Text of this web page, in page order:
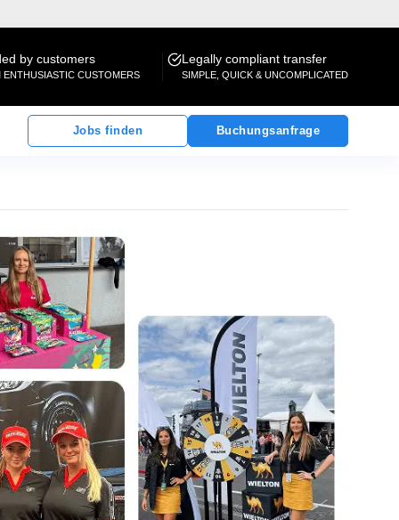
by customers
ENTHUSIASTIC CUSTOMERS
Legally compliant transfer
SIMPLE, QUICK & UNCOMPLICATED
Jobs finden Buchungsanfrage